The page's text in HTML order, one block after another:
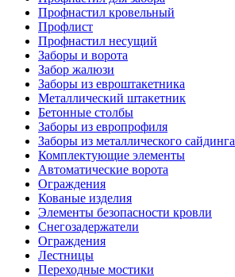
Профнастил кровельный
Профлист
Профнастил несущий
Заборы и ворота
Забор жалюзи
Заборы из евроштакетника
Металлический штакетник
Бетонные столбы
Заборы из европрофиля
Заборы из металлического сайдинга
Комплектующие элементы
Автоматические ворота
Ограждения
Кованые изделия
Элементы безопасности кровли
Снегозадержатели
Ограждения
Лестницы
Переходные мостики